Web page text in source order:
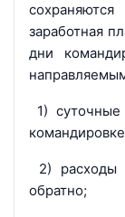
заработная
дни
1)
2) расходы
обратно;